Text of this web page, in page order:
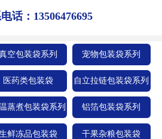
话：13506476695
空包装袋系列 宠物包装袋系列
医药类包装袋 自立拉链包装袋系列
蒸煮包装袋系列 铝箔包装袋系列
鲜冻品包装袋 干果杂粮包装袋